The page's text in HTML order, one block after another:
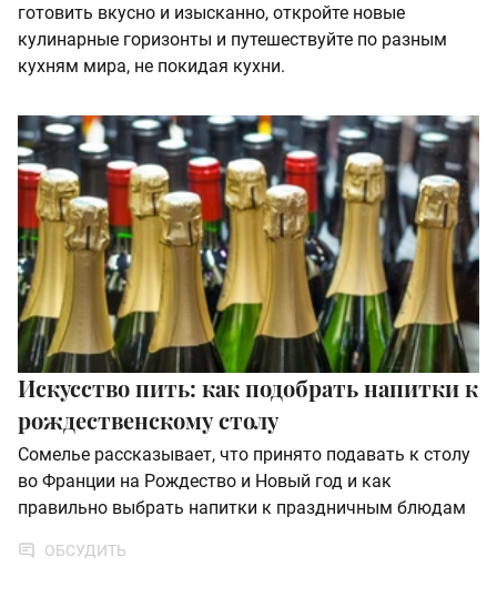
готовить вкусно и изысканно, откройте новые
кулинарные горизонты и путешествуйте по разным
кухням мира, не покидая кухни.
Искусство пить: как подобрать напитки к
рождественскому столу
Сомелье рассказывает, что принято подавать к столу
во Франции на Рождество и Новый год и как
правильно выбрать напитки к праздничным блюдам
ОБСУДИТЬ